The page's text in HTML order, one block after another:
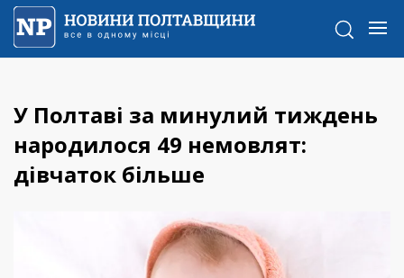
У Полтаві за минулий тиждень
народилося 49 немовлят:
дівчаток більше